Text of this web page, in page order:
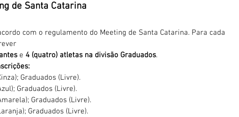
de Santa Catarina
com o regulamento do Meeting de Santa Catarina. Para cada
e 4 (quatro) atletas na divisão Graduados.
Graduados (Livre).
Graduados (Livre).
Graduados (Livre).
Graduados (Livre).